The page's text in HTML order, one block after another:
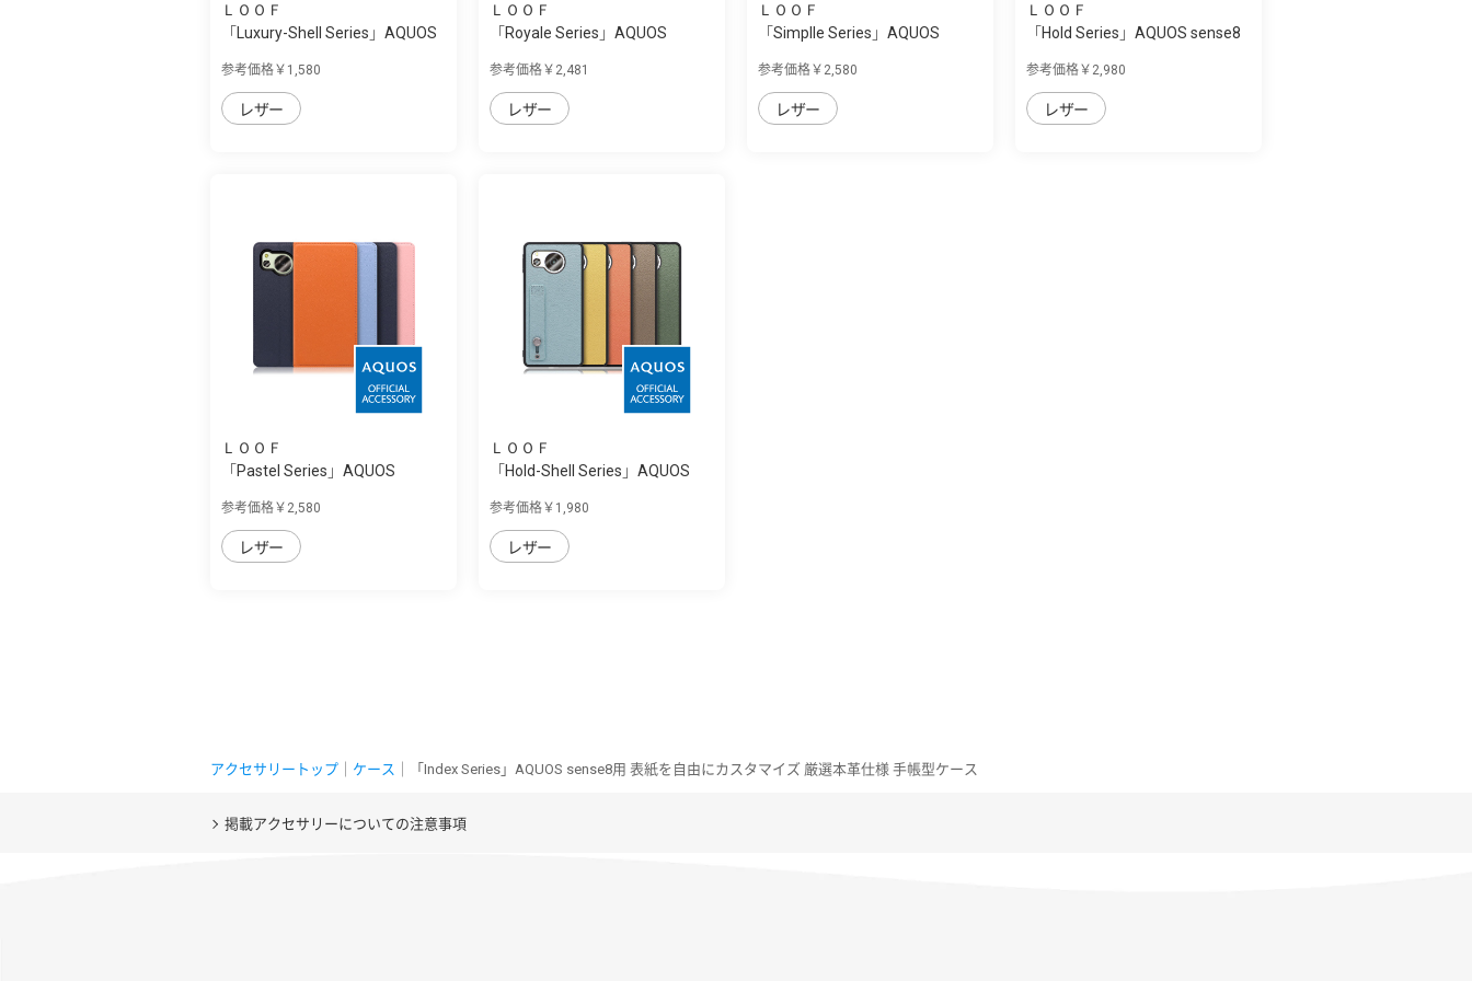
ＬＯＯＦ
「Luxury-Shell Series」AQUOS
参考価格￥1,580
レザー
ＬＯＯＦ
「Royale Series」AQUOS
参考価格￥2,481
レザー
ＬＯＯＦ
「Simplle Series」AQUOS
参考価格￥2,580
レザー
ＬＯＯＦ
「Hold Series」AQUOS sense8
参考価格￥2,980
レザー
ＬＯＯＦ
「Pastel Series」AQUOS
参考価格￥2,580
レザー
ＬＯＯＦ
「Hold-Shell Series」AQUOS
参考価格￥1,980
レザー
アクセサリートップ ケース ｜「Index Series」AQUOS sense8用 表紙を自由にカスタマイズ 厳選本革仕様 手帳型ケース
掲載アクセサリーについての注意事項